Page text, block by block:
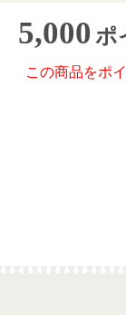
5,000ポ
この商品をポ